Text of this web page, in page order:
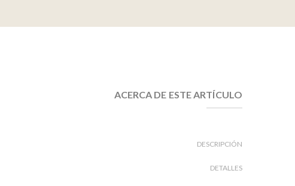
ACERCA DE ESTE ARTÍCULO
DESCRIPCIÓN
DETALLES